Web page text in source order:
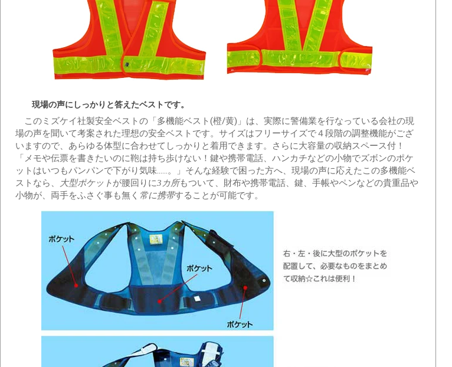
現場の声にしっかりと答えたベストです。
このミズケイ社製安全ベストの「多機能ベスト(橙/黄)」は、実際に警備業を行なっている会社の現
場の声を聞いて考案された理想の安全ベストです。サイズはフリーサイズで４段階の調整機能がござ
いますので、あらゆる体型に合わせてしっかりと着用できます。さらに大容量の収納スペース付！
「メモや伝票を書きたいのに鞄は持ち歩けない！鍵や携帯電話、ハンカチなどの小物でズボンのポケ
ットはいつもパンパンで下がり気味……。」そんな経験で困った方へ、現場の声に応えたこの多機能ベ
ストなら、
大型ポケット が腰回りに3カ所もついて、財布や携帯電話、鍵、手帳やペンなどの貴重品や
小物が、両手をふさぐ事も無く 常に携帯することが可能です。